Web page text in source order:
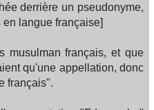
derrière un pseudonyme,
langue française]
musulman français, et que
qu'une appellation, donc
français".